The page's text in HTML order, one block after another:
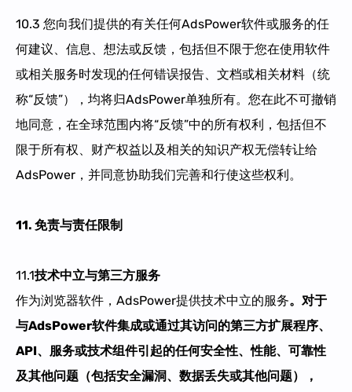
10.3 您向我们提供的有关任何AdsPower软件或服务的任
何建议、信息、想法或反馈，包括但不限于您在使用软件
或相关服务时发现的任何错误报告、文档或相关材料（统
称“反馈”），均将归AdsPower单独所有。您在此不可撤销
地同意，在全球范围内将“反馈”中的所有权利，包括但不
限于所有权、财产权益以及相关的知识产权无偿转让给
AdsPower，并同意协助我们完善和行使这些权利。
11. 免责与责任限制
11.1技术中立与第三方服务​​
作为浏览器软件，AdsPower提供技术中立的服务。对于
与AdsPower软件集成或通过其访问的第三方扩展程序、
API、服务或技术组件引起的任何安全性、性能、可靠性
及其他问题（包括安全漏洞、数据丢失或其他问题），